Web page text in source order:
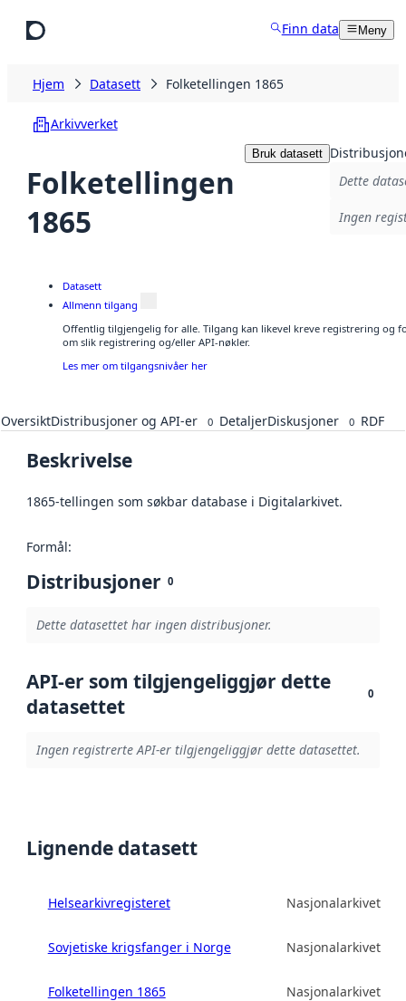
Finn data Meny
Hjem Datasett Folketellingen 1865
Arkivverket
Folketellingen
1865
Bruk datasett
Dette
Ingen
Datasett
Allmenn tilgang
Offentlig tilgjengelig for alle. Tilgang kan likevel kreve registrering og
om slik registrering og/eller API-nøkler.
Les mer om tilgangsnivåer her
OversiktDistribusjoner og API-er 0 DetaljerDiskusjoner 0 RDF
Beskrivelse
1865-tellingen som søkbar database i Digitalarkivet.
Formål:
Distribusjoner 0
Dette datasettet har ingen distribusjoner.
API-er som tilgjengeliggjør dette
datasettet
0
Ingen registrerte API-er tilgjengeliggjør dette datasettet.
Lignende datasett
Helsearkivregisteret Nasjonalarkivet
Sovjetiske krigsfanger i Norge Nasjonalarkivet
Folketellingen 1865 Nasjonalarkivet